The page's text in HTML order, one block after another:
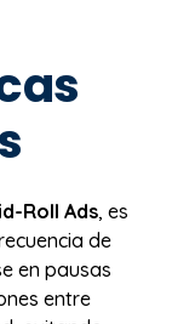
Roll Ads, es
de
en pausas
entre